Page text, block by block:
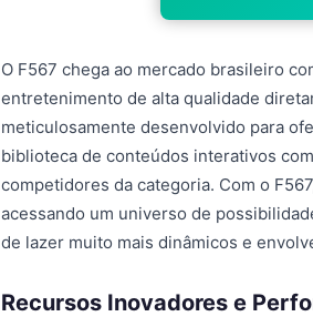
O F567 chega ao mercado brasileiro
entretenimento de alta qualidade
meticulosamente desenvolvido para
biblioteca de conteúdos interativos
competidores da categoria. Com o
acessando um universo de
de lazer muito mais dinâmicos e
Recursos Inovadores e